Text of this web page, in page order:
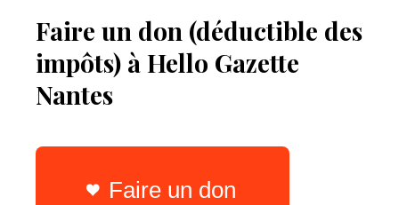
Faire un don (déductible des
impôts) à Hello Gazette
Nantes
Faire un don